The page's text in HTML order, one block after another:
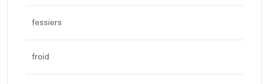
fessiers
froid